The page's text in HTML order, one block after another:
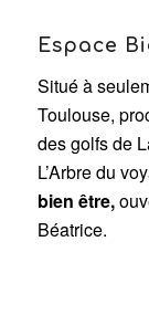
Espace
Situé à
Toulouse,
des golfs de
L’Arbre du
bien être,
Béatrice.